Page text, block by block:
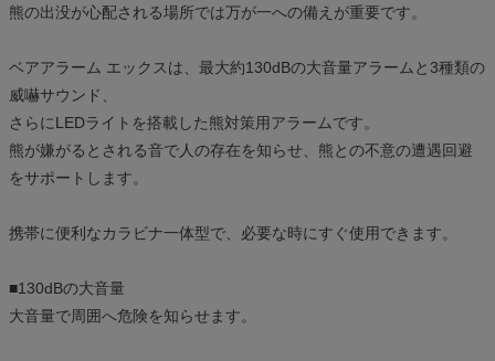
熊の出没が心配される場所では万が一への備えが重要です。
ベアアラーム エックスは、最大約130dBの大音量アラームと3種類の
威嚇サウンド、
さらにLEDライトを搭載した熊対策用アラームです。
熊が嫌がるとされる音で人の存在を知らせ、熊との不意の遭遇回避
をサポートします。
携帯に便利なカラビナ一体型で、必要な時にすぐ使用できます。
■130dBの大音量
大音量で周囲へ危険を知らせます。